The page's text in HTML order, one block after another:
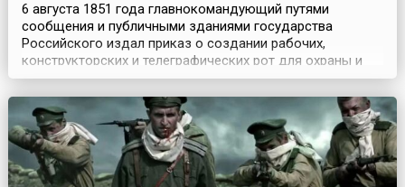
6 августа 1851 года главнокомандующий путями
сообщения и публичными зданиями государства
Российского издал приказ о создании рабочих,
конструкторских и телеграфических рот для охраны и
эксплуатации Санкт-Петербурго-Московской железной
дороги. Они впоследствии и стали основой
железнодорожных войск России. Изначально было
сформировано 14 отдельных военно-рабочих, две
кондукторские и одна телегра...